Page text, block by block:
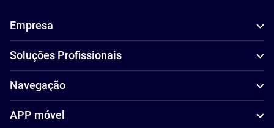
Empresa
Soluções Profissionais
Navegação
APP móvel